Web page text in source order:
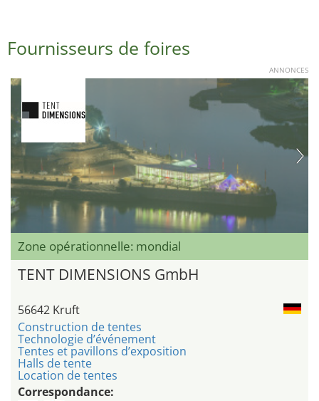
Fournisseurs de foires
ANNONCES
Zone opérationnelle: mondial
TENT DIMENSIONS GmbH
56642 Kruft
Construction de tentes
Technologie d’événement
Tentes et pavillons d’exposition
Halls de tente
Location de tentes
Correspondance: